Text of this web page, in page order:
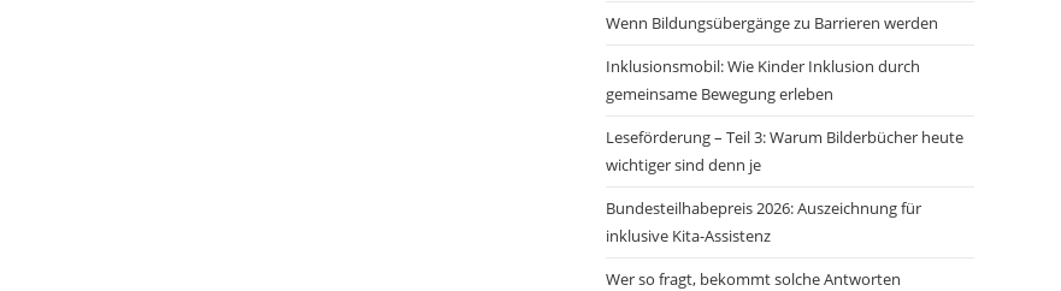
new
new
new
Wenn Bildungsübergänge zu Barrieren werden
Inklusionsmobil: Wie Kinder Inklusion durch
gemeinsame Bewegung erleben
Leseförderung – Teil 3: Warum Bilderbücher heute
wichtiger sind denn je
Bundesteilhabepreis 2026: Auszeichnung für
inklusive Kita-Assistenz
Wer so fragt, bekommt solche Antworten